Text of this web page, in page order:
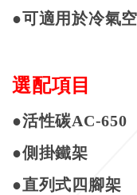
●可適用於冷氣空
選配項目
●活性碳AC-650
●側掛鐵架
●直列式四腳架